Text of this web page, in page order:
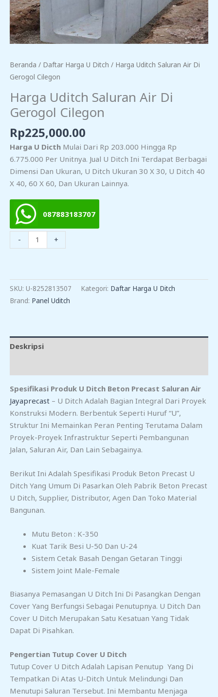
Beranda / Daftar Harga U Ditch / Harga Uditch Saluran Air Di
Gerogol Cilegon
Harga Uditch Saluran Air Di
Gerogol Cilegon
Rp225,000.00
Harga U Dicth Mulai Dari Rp 203.000 Hingga Rp
6.775.000 Per Unitnya. Jual U Ditch Ini Terdapat Berbagai
Dimensi Dan Ukuran, U Ditch Ukuran 30 X 30, U Ditch 40
X 40, 60 X 60, Dan Ukuran Lainnya.
087883183707
-
Kuantitas
Harga
Air
Di
+
SKU: U-8252813507 Kategori: Daftar Harga U Ditch
Brand: Panel Uditch
Deskripsi
Spesifikasi Produk U Ditch Beton Precast Saluran Air
Jayaprecast – U Ditch Adalah Bagian Integral Dari Proyek
Konstruksi Modern. Berbentuk Seperti Huruf “U”,
Struktur Ini Memainkan Peran Penting Terutama Dalam
Proyek-Proyek Infrastruktur Seperti Pembangunan
Jalan, Saluran Air, Dan Lain Sebagainya.
Berikut Ini Adalah Spesifikasi Produk Beton Precast U
Ditch Yang Umum Di Pasarkan Oleh Pabrik Beton Precast
U Ditch, Supplier, Distributor, Agen Dan Toko Material
Bangunan.
Mutu Beton : K-350
Kuat Tarik Besi U-50 Dan U-24
Sistem Cetak Basah Dengan Getaran Tinggi
Sistem Joint Male-Female
Biasanya Pemasangan U Ditch Ini Di Pasangkan Dengan
Cover Yang Berfungsi Sebagai Penutupnya. U Ditch Dan
Cover U Ditch Merupakan Satu Kesatuan Yang Tidak
Dapat Di Pisahkan.
Pengertian Tutup Cover U Ditch
Tutup Cover U Ditch Adalah Lapisan Penutup Yang Di
Tempatkan Di Atas U-Ditch Untuk Melindungi Dan
Menutupi Saluran Tersebut. Ini Membantu Menjaga